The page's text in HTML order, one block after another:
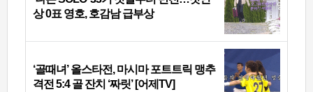
상 0표 영호, 호감남 급부상
‘골때녀’ 올스타전, 마시마 포트트릭 맹추
격전 5:4 골 잔치 ‘짜릿’ [어제TV]